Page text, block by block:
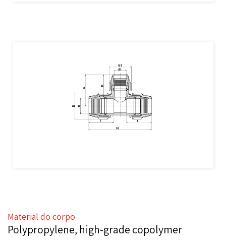
Material do corpo
Polypropylene, high-grade copolymer